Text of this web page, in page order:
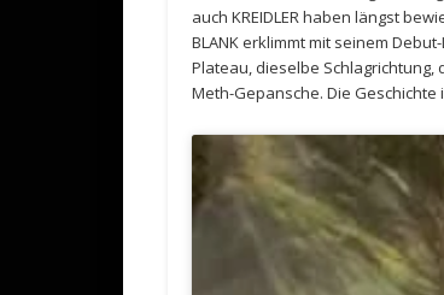
auch KREIDLER haben längst
BLANK erklimmt mit seinem Debut-
Plateau, dieselbe
Meth-Gepansche. Die